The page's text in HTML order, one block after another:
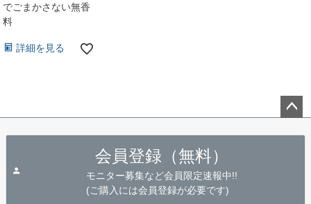
でごまかさない無香
料
詳細を見る
会員登録（無料）
モニター募集など会員限定速報中!!
(ご購入には会員登録が必要です)